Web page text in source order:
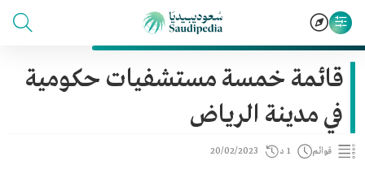
قائمة خمسة مستشفيات حكومية
في مدينة الرياض
قوائم 1 د 20/02/2023